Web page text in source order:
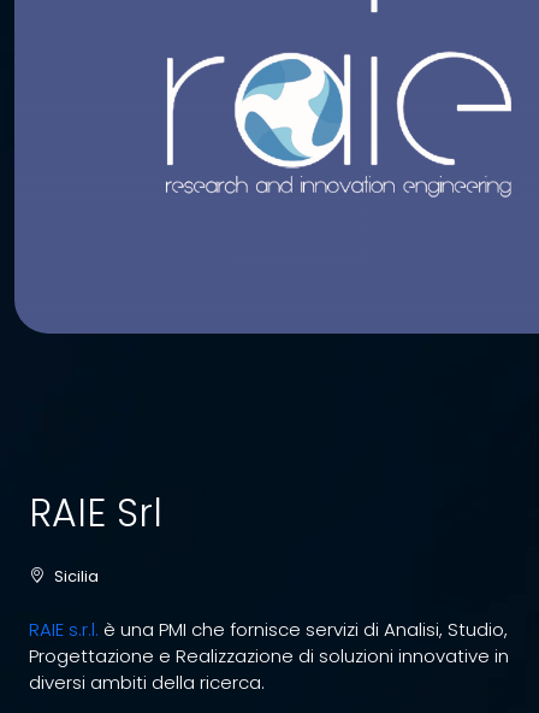
RAIE Srl
Sicilia
RAIE s.r.l. è una PMI che fornisce servizi di Analisi, Studio,
Progettazione e Realizzazione di soluzioni innovative in
diversi ambiti della ricerca.